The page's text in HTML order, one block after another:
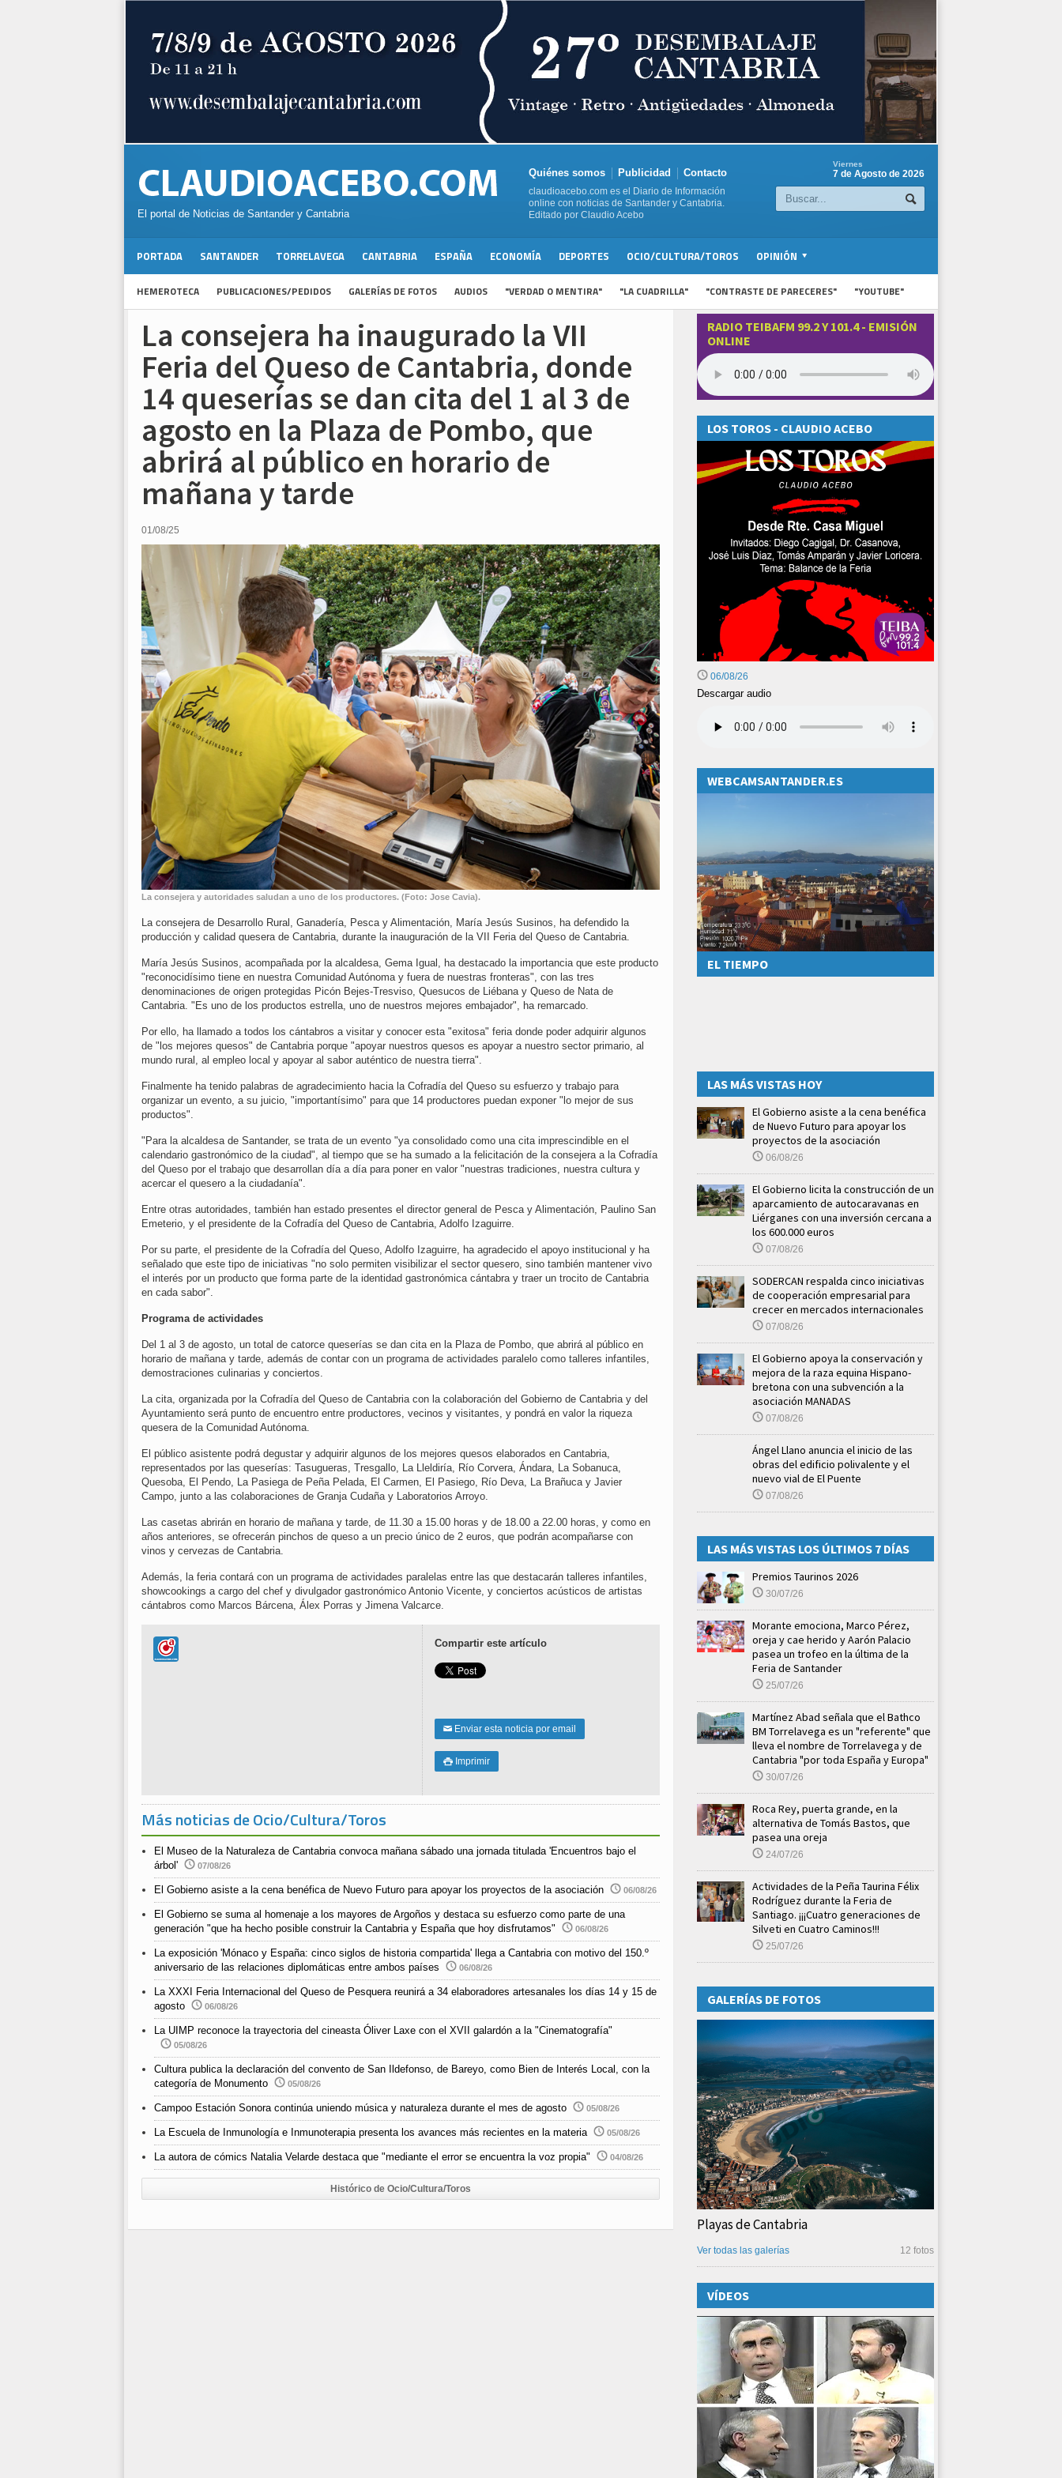
El portal de Noticias de Santander y Cantabria
Quiénes somos Publicidad Contacto
claudioacebo.com es el Diario de Información
online con noticias de Santander y Cantabria.
Editado por Claudio Acebo
Viernes
7 de Agosto de 2026
PORTADA SANTANDER TORRELAVEGA CANTABRIA ESPAÑA ECONOMÍA DEPORTES OCIO/CULTURA/TOROS OPINIÓN
HEMEROTECA PUBLICACIONES/PEDIDOS GALERÍAS DE FOTOS AUDIOS "VERDAD O MENTIRA" "LA CUADRILLA" "CONTRASTE DE PARECERES" "YOUTUBE"
La consejera ha inaugurado la VII
Feria del Queso de Cantabria, donde
14 queserías se dan cita del 1 al 3 de
agosto en la Plaza de Pombo, que
abrirá al público en horario de
mañana y tarde
01/08/25
La consejera y autoridades saludan a uno de los productores. (Foto: Jose Cavia).
La consejera de Desarrollo Rural, Ganadería, Pesca y Alimentación, María Jesús Susinos, ha defendido la
producción y calidad quesera de Cantabria, durante la inauguración de la VII Feria del Queso de Cantabria.
María Jesús Susinos, acompañada por la alcaldesa, Gema Igual, ha destacado la importancia que este producto
"reconocidísimo tiene en nuestra Comunidad Autónoma y fuera de nuestras fronteras", con las tres
denominaciones de origen protegidas Picón Bejes-Tresviso, Quesucos de Liébana y Queso de Nata de
Cantabria. "Es uno de los productos estrella, uno de nuestros mejores embajador", ha remarcado.
Por ello, ha llamado a todos los cántabros a visitar y conocer esta "exitosa" feria donde poder adquirir algunos
de "los mejores quesos" de Cantabria porque "apoyar nuestros quesos es apoyar a nuestro sector primario, al
mundo rural, al empleo local y apoyar al sabor auténtico de nuestra tierra".
Finalmente ha tenido palabras de agradecimiento hacia la Cofradía del Queso su esfuerzo y trabajo para
organizar un evento, a su juicio, "importantísimo" para que 14 productores puedan exponer "lo mejor de sus
productos".
"Para la alcaldesa de Santander, se trata de un evento "ya consolidado como una cita imprescindible en el
calendario gastronómico de la ciudad", al tiempo que se ha sumado a la felicitación de la consejera a la Cofradía
del Queso por el trabajo que desarrollan día a día para poner en valor "nuestras tradiciones, nuestra cultura y
acercar el quesero a la ciudadanía".
Entre otras autoridades, también han estado presentes el director general de Pesca y Alimentación, Paulino San
Emeterio, y el presidente de la Cofradía del Queso de Cantabria, Adolfo Izaguirre.
Por su parte, el presidente de la Cofradía del Queso, Adolfo Izaguirre, ha agradecido el apoyo institucional y ha
señalado que este tipo de iniciativas "no solo permiten visibilizar el sector quesero, sino también mantener vivo
el interés por un producto que forma parte de la identidad gastronómica cántabra y traer un trocito de Cantabria
en cada sabor".
Programa de actividades
Del 1 al 3 de agosto, un total de catorce queserías se dan cita en la Plaza de Pombo, que abrirá al público en
horario de mañana y tarde, además de contar con un programa de actividades paralelo como talleres infantiles,
demostraciones culinarias y conciertos.
La cita, organizada por la Cofradía del Queso de Cantabria con la colaboración del Gobierno de Cantabria y del
Ayuntamiento será punto de encuentro entre productores, vecinos y visitantes, y pondrá en valor la riqueza
quesera de la Comunidad Autónoma.
El público asistente podrá degustar y adquirir algunos de los mejores quesos elaborados en Cantabria,
representados por las queserías: Tasugueras, Tresgallo, La Lleldiría, Río Corvera, Ándara, La Sobanuca,
Quesoba, El Pendo, La Pasiega de Peña Pelada, El Carmen, El Pasiego, Río Deva, La Brañuca y Javier
Campo, junto a las colaboraciones de Granja Cudaña y Laboratorios Arroyo.
Las casetas abrirán en horario de mañana y tarde, de 11.30 a 15.00 horas y de 18.00 a 22.00 horas, y como en
años anteriores, se ofrecerán pinchos de queso a un precio único de 2 euros, que podrán acompañarse con
vinos y cervezas de Cantabria.
Además, la feria contará con un programa de actividades paralelas entre las que destacarán talleres infantiles,
showcookings a cargo del chef y divulgador gastronómico Antonio Vicente, y conciertos acústicos de artistas
cántabros como Marcos Bárcena, Álex Porras y Jimena Valcarce.
Compartir este artículo
✉ Enviar esta noticia por email
 Imprimir
Más noticias de Ocio/Cultura/Toros
El Museo de la Naturaleza de Cantabria convoca mañana sábado una jornada titulada 'Encuentros bajo el
árbol'
07/08/26
El Gobierno asiste a la cena benéfica de Nuevo Futuro para apoyar los proyectos de la asociación 06/08/26
El Gobierno se suma al homenaje a los mayores de Argoños y destaca su esfuerzo como parte de una
generación "que ha hecho posible construir la Cantabria y España que hoy disfrutamos"
06/08/26
La exposición 'Mónaco y España: cinco siglos de historia compartida' llega a Cantabria con motivo del 150.º
aniversario de las relaciones diplomáticas entre ambos países
06/08/26
La XXXI Feria Internacional del Queso de Pesquera reunirá a 34 elaboradores artesanales los días 14 y 15 de
agosto
06/08/26
La UIMP reconoce la trayectoria del cineasta Óliver Laxe con el XVII galardón a la "Cinematografía"
05/08/26
Cultura publica la declaración del convento de San Ildefonso, de Bareyo, como Bien de Interés Local, con la
categoría de Monumento
05/08/26
Campoo Estación Sonora continúa uniendo música y naturaleza durante el mes de agosto 05/08/26
La Escuela de Inmunología e Inmunoterapia presenta los avances más recientes en la materia 05/08/26
La autora de cómics Natalia Velarde destaca que "mediante el error se encuentra la voz propia" 04/08/26
Histórico de Ocio/Cultura/Toros
RADIO TEIBAFM 99.2 Y 101.4 - EMISIÓN
ONLINE
LOS TOROS - CLAUDIO ACEBO
06/08/26
Descargar audio
WEBCAMSANTANDER.ES
EL TIEMPO
LAS MÁS VISTAS HOY
El Gobierno asiste a la cena benéfica
de Nuevo Futuro para apoyar los
proyectos de la asociación
06/08/26
El Gobierno licita la construcción de un
aparcamiento de autocaravanas en
Liérganes con una inversión cercana a
los 600.000 euros
07/08/26
SODERCAN respalda cinco iniciativas
de cooperación empresarial para
crecer en mercados internacionales
07/08/26
El Gobierno apoya la conservación y
mejora de la raza equina Hispano-
bretona con una subvención a la
asociación MANADAS
07/08/26
Ángel Llano anuncia el inicio de las
obras del edificio polivalente y el
nuevo vial de El Puente
07/08/26
LAS MÁS VISTAS LOS ÚLTIMOS 7 DÍAS
Premios Taurinos 2026
30/07/26
Morante emociona, Marco Pérez,
oreja y cae herido y Aarón Palacio
pasea un trofeo en la última de la
Feria de Santander
25/07/26
Martínez Abad señala que el Bathco
BM Torrelavega es un "referente" que
lleva el nombre de Torrelavega y de
Cantabria "por toda España y Europa"
30/07/26
Roca Rey, puerta grande, en la
alternativa de Tomás Bastos, que
pasea una oreja
24/07/26
Actividades de la Peña Taurina Félix
Rodríguez durante la Feria de
Santiago. ¡¡¡Cuatro generaciones de
Silveti en Cuatro Caminos!!!
25/07/26
GALERÍAS DE FOTOS
Playas de Cantabria
12 fotos
Ver todas las galerías
VÍDEOS